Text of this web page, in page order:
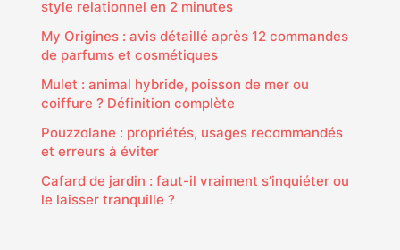
style relationnel en 2 minutes
My Origines : avis détaillé après 12 commandes
de parfums et cosmétiques
Mulet : animal hybride, poisson de mer ou
coiffure ? Définition complète
Pouzzolane : propriétés, usages recommandés
et erreurs à éviter
Cafard de jardin : faut-il vraiment s’inquiéter ou
le laisser tranquille ?